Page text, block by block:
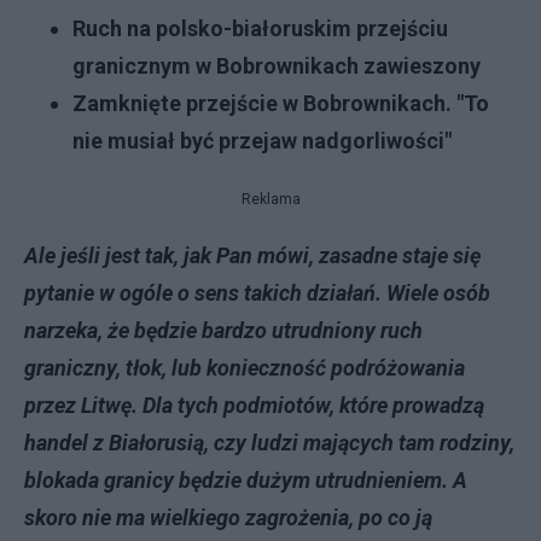
Ruch na polsko-białoruskim przejściu
granicznym w Bobrownikach zawieszony
Zamknięte przejście w Bobrownikach. "To
nie musiał być przejaw nadgorliwości"
Reklama
Ale jeśli jest tak, jak Pan mówi, zasadne staje się
pytanie w ogóle o sens takich działań. Wiele osób
narzeka, że będzie bardzo utrudniony ruch
graniczny, tłok, lub konieczność podróżowania
przez Litwę. Dla tych podmiotów, które prowadzą
handel z Białorusią, czy ludzi mających tam rodziny,
blokada granicy będzie dużym utrudnieniem. A
skoro nie ma wielkiego zagrożenia, po co ją